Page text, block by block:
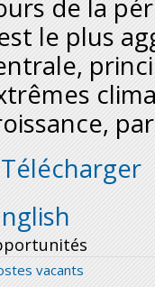
de la
le plus
Télécharger
vacants